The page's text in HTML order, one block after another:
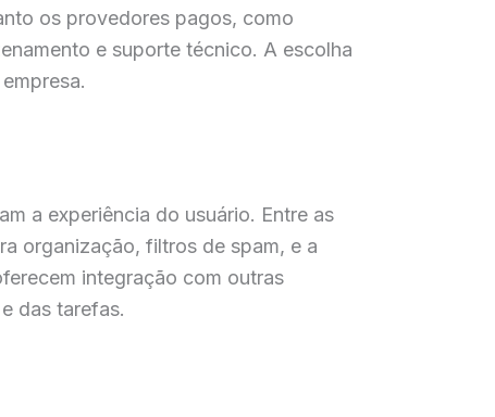
os provedores pagos, como
e suporte técnico. A escolha
a experiência do usuário. Entre as
organização, filtros de spam, e a
integração com outras
das tarefas.